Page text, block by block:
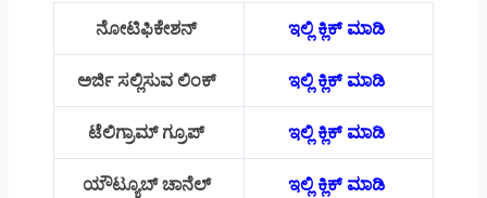
ನೋಟಿಫಿಕೇಶನ್ ಇಲ್ಲಿ ಕ್ಲಿಕ್ ಮಾಡಿ
ಅರ್ಜಿ ಸಲ್ಲಿಸುವ ಲಿಂಕ್ ಇಲ್ಲಿ ಕ್ಲಿಕ್ ಮಾಡಿ
ಟೆಲಿಗ್ರಾಮ್ ಗ್ರೂಪ್ ಇಲ್ಲಿ ಕ್ಲಿಕ್ ಮಾಡಿ
ಯೌಟ್ಯೂಬ್ ಚಾನೆಲ್ ಇಲ್ಲಿ ಕ್ಲಿಕ್ ಮಾಡಿ